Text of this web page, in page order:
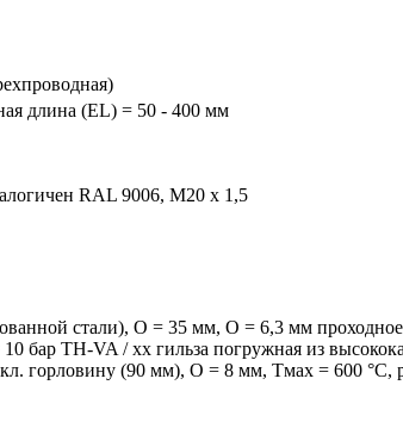
длина (EL) = 50 - 400 мм
RAL 9006, М20 x 1,5
стали), O = 35 мм, O = 6,3 мм
бар TH-VA / xx гильза погружная из
горловину (90 мм), O = 8 мм, Tмax = 600 °C,